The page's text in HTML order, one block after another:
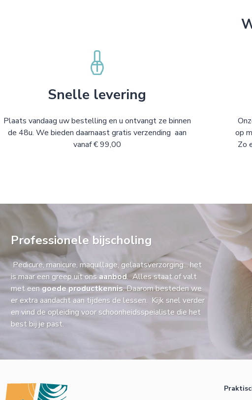
Snelle levering
Plaats vandaag uw bestelling en u ontvangt ze binnen
de 48u. We bieden daarnaast gratis verzending aan
vanaf € 99,00
op
Zo
Professionele bijscholing
Pedicure, manicure, maquillage, gelaatsverzorging... het
is maar een greep uit ons aanbod. Alles staat of valt
met eengoede productkennis. Daarom besteden we
er extra aandacht aan tijdens de lessen. Kijk snel verder
en vind de opleiding voor schoonheidsspeialiste die het
best bij je past.